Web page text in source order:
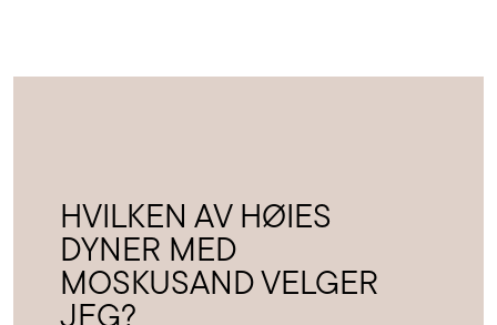
HVILKEN AV HØIES
DYNER MED
MOSKUSAND VELGER